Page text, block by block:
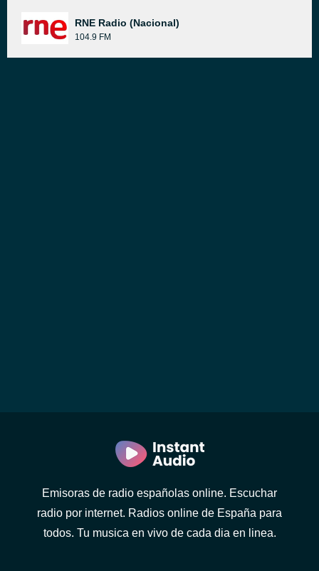
RNE Radio (Nacional)
104.9 FM
Emisoras de radio españolas online. Escuchar
radio por internet. Radios online de España para
todos. Tu musica en vivo de cada dia en linea.